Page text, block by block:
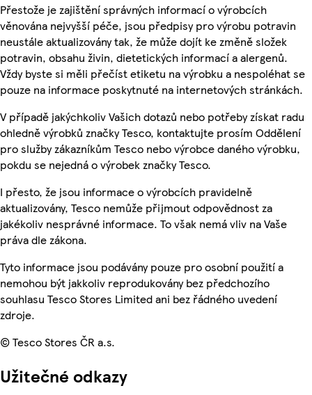
Přestože je zajištění správných informací o výrobcích
věnována nejvyšší péče, jsou předpisy pro výrobu potravin
neustále aktualizovány tak, že může dojít ke změně složek
potravin, obsahu živin, dietetických informací a alergenů.
Vždy byste si měli přečíst etiketu na výrobku a nespoléhat se
pouze na informace poskytnuté na internetových stránkách.
V případě jakýchkoliv Vašich dotazů nebo potřeby získat radu
ohledně výrobků značky Tesco, kontaktujte prosím Oddělení
pro služby zákazníkům Tesco nebo výrobce daného výrobku,
pokdu se nejedná o výrobek značky Tesco.
I přesto, že jsou informace o výrobcích pravidelně
aktualizovány, Tesco nemůže přijmout odpovědnost za
jakékoliv nesprávné informace. To však nemá vliv na Vaše
práva dle zákona.
Tyto informace jsou podávány pouze pro osobní použití a
nemohou být jakkoliv reprodukovány bez předchozího
souhlasu Tesco Stores Limited ani bez řádného uvedení
zdroje.
© Tesco Stores ČR a.s.
Užitečné odkazy